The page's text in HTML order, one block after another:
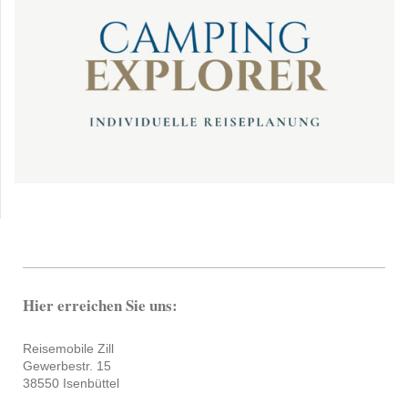
Hier erreichen Sie uns:
Reisemobile Zill
Gewerbestr. 15
38550 Isenbüttel